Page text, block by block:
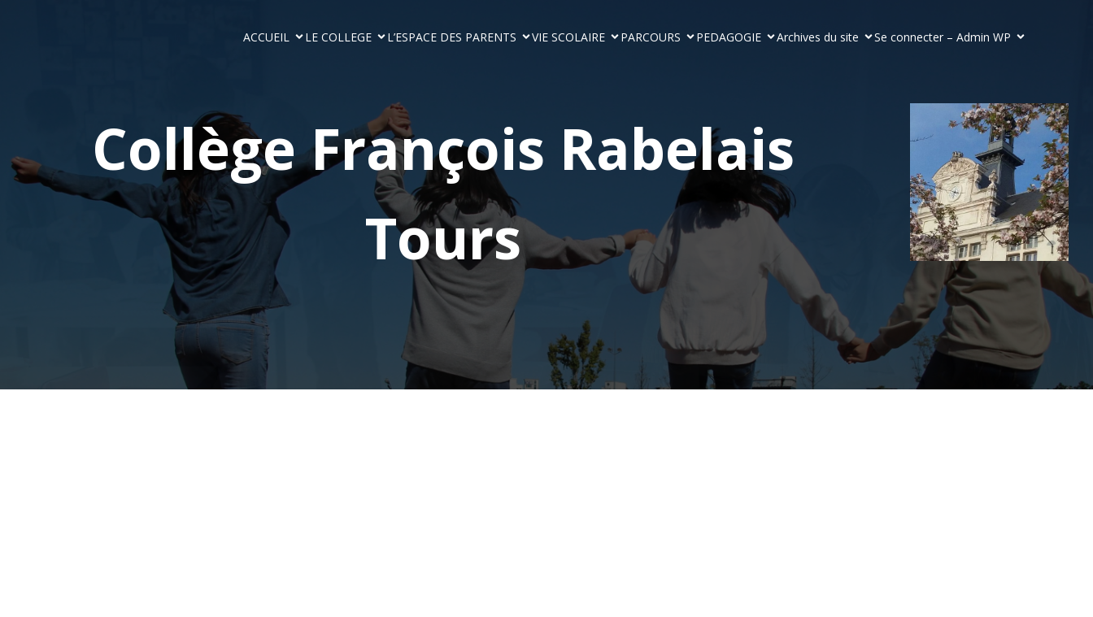
ACCUEIL LE COLLEGE L’ESPACE DES PARENTS VIE SCOLAIRE PARCOURS PEDAGOGIE Archives du site Se connecter – Admin WP
Collège François Rabelais
Tours